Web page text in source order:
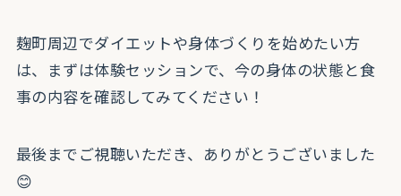
麹町周辺でダイエットや身体づくりを始めたい方
は、まずは体験セッションで、今の身体の状態と食
事の内容を確認してみてください！
最後までご視聴いただき、ありがとうございました
😊